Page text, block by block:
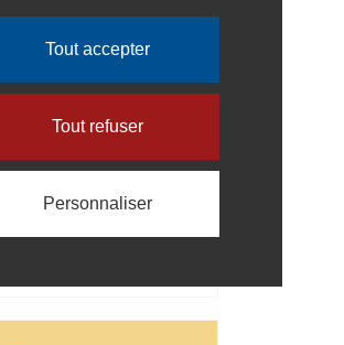
DÉCHÈTERIES
Tout accepter
Tout refuser
Personnaliser